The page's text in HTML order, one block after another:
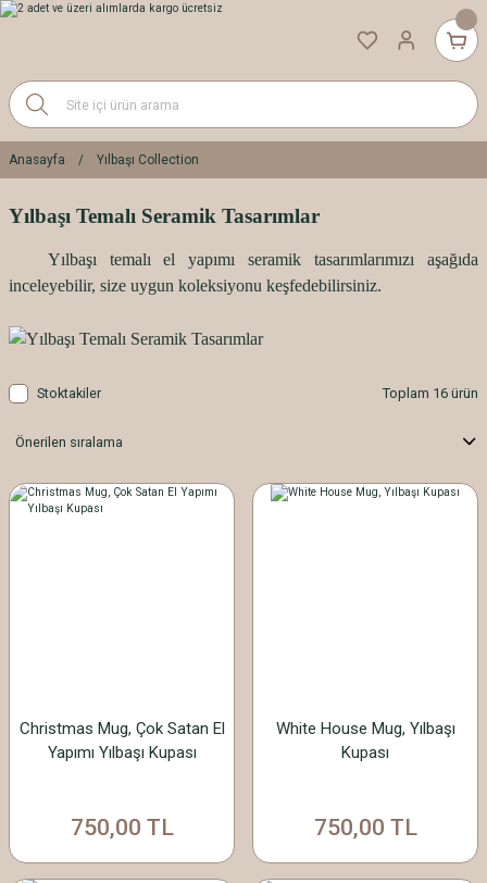
Anasayfa Yılbaşı Collection
Yılbaşı Temalı Seramik Tasarımlar
Yılbaşı temalı el yapımı seramik tasarımlarımızı aşağıda
inceleyebilir, size uygun koleksiyonu keşfedebilirsiniz.
Stoktakiler Toplam 16 ürün
Christmas Mug, Çok Satan El
Yapımı Yılbaşı Kupası
750,00 TL
White House Mug, Yılbaşı
Kupası
750,00 TL